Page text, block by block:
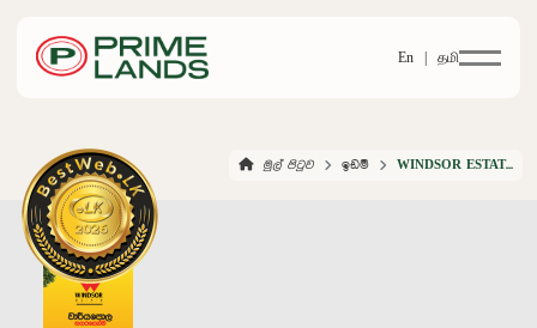
En | தமி
මුල් පිටුව ඉඩම් WINDSOR ESTATE WARIYAPOLA